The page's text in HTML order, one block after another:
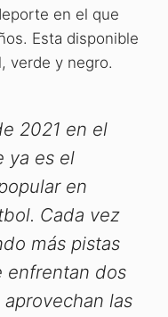
en el que
Esta disponible
verde y negro.
2021 en el
ya es el
en
Cada vez
más pistas
enfrentan dos
las